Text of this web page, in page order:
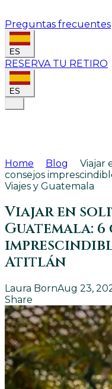
Preguntas frecuentes
ES
RESERVA TU RETIRO
ES
Home Blog
Viajar
consejos
Viajes y Guatemala
Viajar en
Guatemala:
Atitlán
Laura BornAug 23,
Share